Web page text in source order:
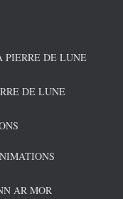
PIERRE DE LUNE
DE LUNE
AR MOR